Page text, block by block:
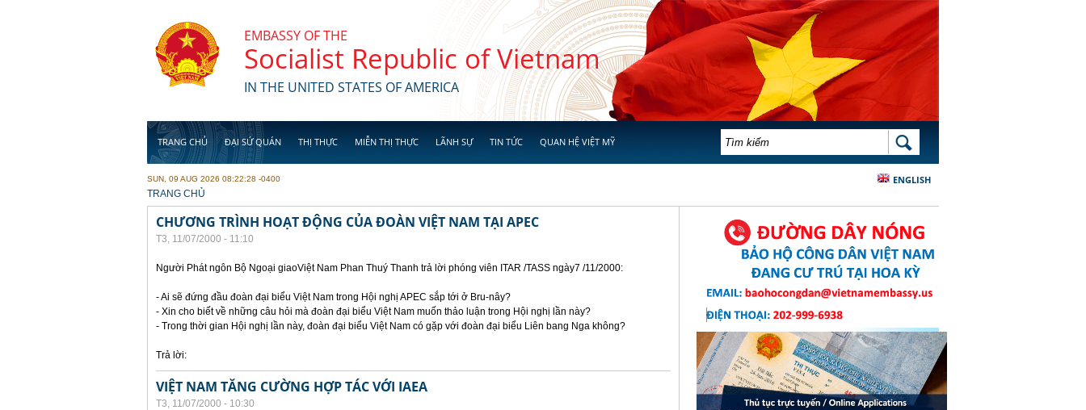
EMBASSY OF THE
Socialist Republic of Vietnam
IN THE UNITED STATES OF AMERICA
TRANG CHỦ ĐẠI SỨ QUÁN THỊ THỰC MIỄN THỊ THỰC LÃNH SỰ TIN TỨC QUAN HỆ VIỆT MỸ BIỂU MẪU TÌM KIẾM TÌM KIẾM
ENGLISH
SUN, 09 AUG 2026 08:22:28 -0400
YOU ARE HERE
TRANG CHỦ
CHƯƠNG TRÌNH HOẠT ĐỘNG CỦA ĐOÀN VIỆT NAM TẠI APEC
T3, 11/07/2000 - 11:10
Người Phát ngôn Bộ Ngoại giaoViệt Nam Phan Thuý Thanh trả lời phóng viên ITAR /TASS ngày7 /11/2000:
- Ai sẽ đứng đầu đoàn đại biểu Việt Nam trong Hội nghị APEC sắp tới ở Bru-nây?
- Xin cho biết về những câu hỏi mà đoàn đại biểu Việt Nam muốn thảo luận trong Hội nghị lần này?
- Trong thời gian Hội nghị lần này, đoàn đại biểu Việt Nam có gặp với đoàn đại biểu Liên bang Nga không?
Trả lời:
VIỆT NAM TĂNG CƯỜNG HỢP TÁC VỚI IAEA
T3, 11/07/2000 - 10:30